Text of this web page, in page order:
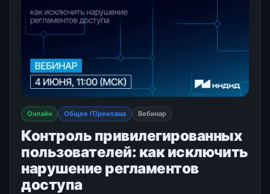
Онлайн Общее IT/реклама Вебинар
Контроль привилегированных
пользователей: как исключить
нарушение регламентов
доступа